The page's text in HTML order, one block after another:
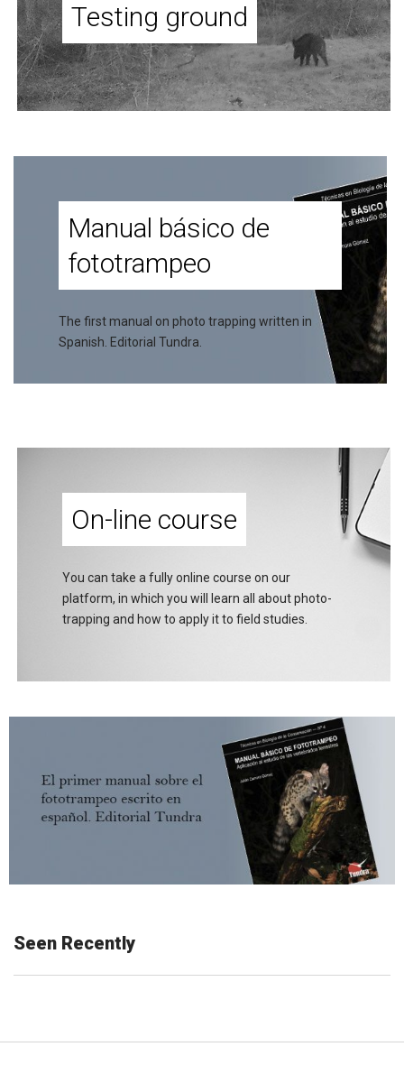
Testing ground
Manual básico de
fototrampeo
The first manual on photo trapping written in
Spanish. Editorial Tundra.
On-line course
You can take a fully online course on our
platform, in which you will learn all about photo-
trapping and how to apply it to field studies.
Seen Recently